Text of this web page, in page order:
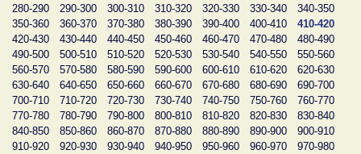
280-290
290-300 300-310 310-320 320-330 330-340
340-350
350-360
360-370 370-380 380-390 390-400 400-410
410-420
420-430
430-440 440-450 450-460 460-470 470-480
480-490
490-500
500-510 510-520 520-530 530-540 540-550
550-560
560-570
570-580 580-590 590-600 600-610 610-620
620-630
630-640
640-650 650-660 660-670 670-680 680-690
690-700
700-710
710-720 720-730 730-740 740-750 750-760
760-770
770-780
780-790 790-800 800-810 810-820 820-830
830-840
840-850
850-860 860-870 870-880 880-890 890-900
900-910
910-920
920-930 930-940 940-950 950-960 960-970
970-980